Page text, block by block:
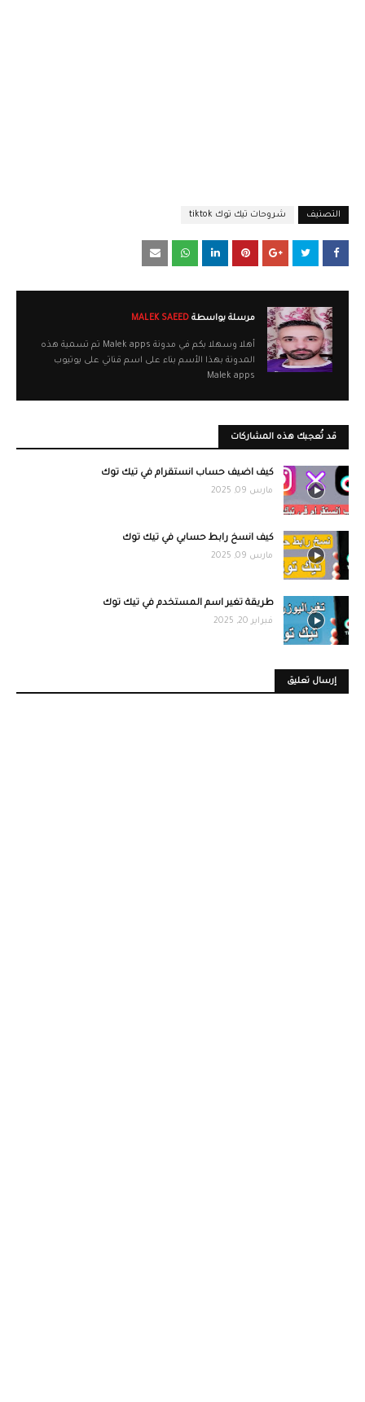
التصنيف شروحات تيك توك tiktok
مرسلة بواسطة
أهلا وسهلا بكم في مدونة Malek apps تم تسمية هذه
المدونة بهذا الأسم بناء على اسم قناتي على يوتيوب
Malek apps
قد تُعجبك هذه المشاركات
كيف اضيف حساب انستقرام في تيك توك
مارس 09, 2025
كيف انسخ رابط حسابي في تيك توك
مارس 09, 2025
طريقة تغير اسم المستخدم في تيك توك
فبراير 20, 2025
إرسال تعليق